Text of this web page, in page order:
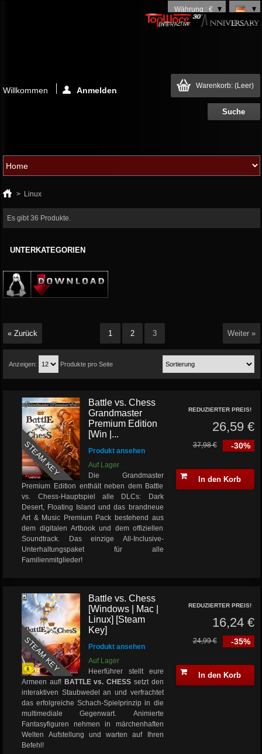
Währung : €
Warenkorb: (Leer)
Willkommen Anmelden
> Linux
Es gibt 36 Produkte.
UNTERKATEGORIEN
« Zurück 1 2 3 Weiter »
Anzeigen: Produkte pro Seite
STEAM KEY
Battle vs. Chess
Grandmaster
Premium Edition
[Win |...
Produkt ansehen
Auf Lager
Die Grandmaster
Premium Edition enthält neben dem Battle
vs. Chess-Hauptspiel alle DLCs: Dark
Desert, Floating Island und das brandneue
Art & Music Premium Pack bestehend aus
dem digitalen Artbook und dem offiziellen
Soundtrack. Das einzige All-Inclusive-
Unterhaltungspaket für alle
Familienmitglieder!
REDUZIERTER PREIS!
26,59 €
-30%
37,98 €
In den Korb
STEAM KEY
Battle vs. Chess
[Windows | Mac |
Linux] [Steam
Key]
Produkt ansehen
Auf Lager
Heerführer stellt eure
Armeen auf! BATTLE vs. CHESS setzt den
interaktiven Staubwedel an und verfrachtet
das erfolgreiche Schach-Spielprinzip in die
multimediale Gegenwart. Animierte
Fantasyfiguren nehmen in märchenhaften
Welten Aufstellung und warten auf Ihren
Befehl!
REDUZIERTER PREIS!
16,24 €
-35%
24,99 €
In den Korb